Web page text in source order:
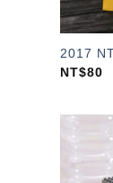
2017
NT$80